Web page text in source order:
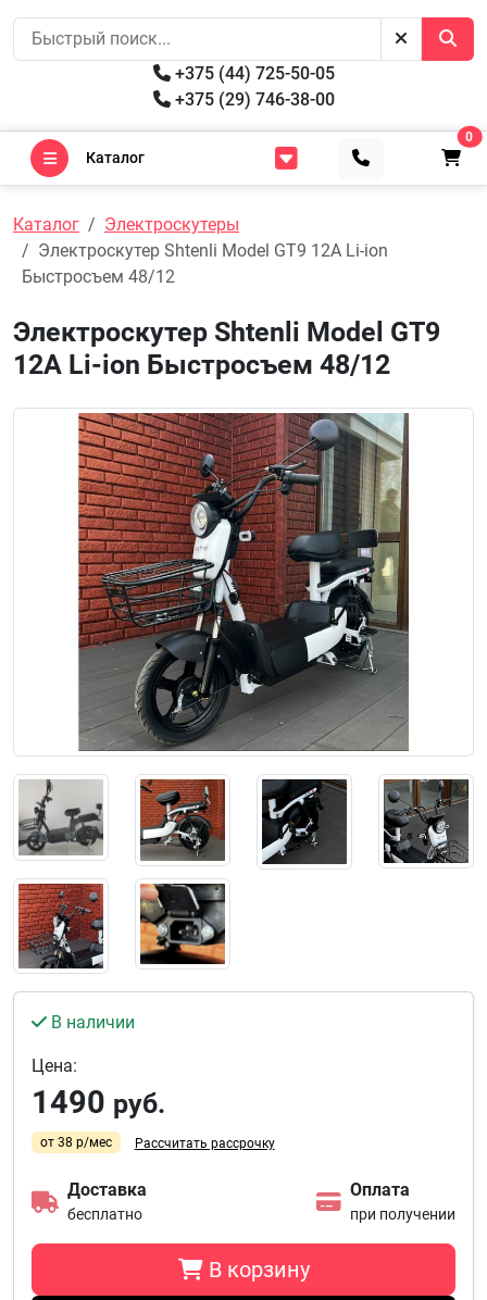
+375 (44) 725-50-05
+375 (29) 746-38-00
Каталог
0
Каталог
Электроскутеры
Электроскутер Shtenli Model GT9 12A Li-ion
Быстросъем 48/12
Электроскутер Shtenli Model GT9
12A Li-ion Быстросъем 48/12
В наличии
Цена:
1490 руб.
от 38 р/мес Рассчитать рассрочку
Доставка
бесплатно
Оплата
при получении
В корзину